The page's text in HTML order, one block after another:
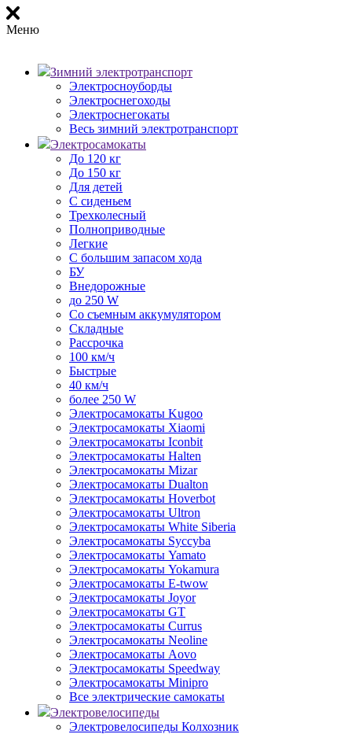
Меню
Зимний электротранспорт
Электросноуборды
Электроснегоходы
Электроснегокаты
Весь зимний электротранспорт
Электросамокаты
До 120 кг
До 150 кг
Для детей
С сиденьем
Трехколесный
Полноприводные
Легкие
С большим запасом хода
БУ
Внедорожные
до 250 W
Со съемным аккумулятором
Складные
Рассрочка
100 км/ч
Быстрые
40 км/ч
более 250 W
Электросамокаты Kugoo
Электросамокаты Xiaomi
Электросамокаты Iconbit
Электросамокаты Halten
Электросамокаты Mizar
Электросамокаты Dualton
Электросамокаты Hoverbot
Электросамокаты Ultron
Электросамокаты White Siberia
Электросамокаты Syccyba
Электросамокаты Yamato
Электросамокаты Yokamura
Электросамокаты E-twow
Электросамокаты Joyor
Электросамокаты GT
Электросамокаты Currus
Электросамокаты Neoline
Электросамокаты Aovo
Электросамокаты Speedway
Электросамокаты Minipro
Все электрические самокаты
Электровелосипеды
Электровелосипеды Колхозник